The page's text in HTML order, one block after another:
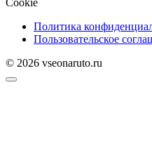
Политика
Пользовательское
© 2026 vseonaruto.ru